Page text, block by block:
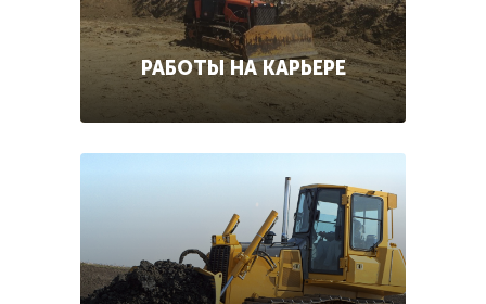
РАБОТЫ НА КАРЬЕРЕ